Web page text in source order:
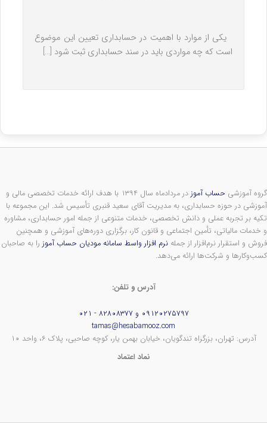
یکی از موارد با اهمیت در حسابداری تعیین این موضوع
است که چه مواردی باید در سند حسابداری ثبت شود […]
گروه آموزشی حساب آموز
در مردادماه سال ۱۳۹۴ با هدف ارائه خدمات تخصصی مالی و
آموزشی در حوزه حسابداری، به مدیریت آقای سعید قنبری تأسیس شد. این مجموعه با
تکیه بر تجربه عملی و دانش تخصصی، خدمات متنوعی از جمله امور حسابداری، مشاوره
و خدمات مالیاتی، تأمین اجتماعی و قانون کار، برگزاری دوره‌های آموزشی و همچنین
فروش و استقرار نرم‌افزار از جمله نرم افزار واسط سامانه مودیان حساب آموز را به صاحبان
کسب‌وکارها و شرکت‌ها ارائه می‌دهد.
آدرس و تلفن:
۰۹۱۲۰۲۷۵۷۹۷ و ۸۲۸۰۸۳۷۷ - ۰۲۱
tamas@hesabamooz.com
آدرس: تهران، بزرگراه تندگویان، خیابان بهمن یار، کوچه صاحبی، پلاک ۶، واحد ۱۰
نماد اعتماد